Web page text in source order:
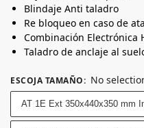
Blindaje Anti taladro
Re bloqueo en caso de
Combinación Electrónica
Taladro de anclaje al
ESCOJA TAMAÑO: No
AT 1E Ext 350x440x350 mm